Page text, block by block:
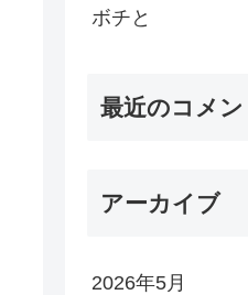
ボチと
最近のコメン
アーカイブ
2026年5月